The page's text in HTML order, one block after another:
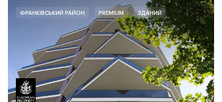
ФРАНКІВСЬКИЙ РАЙОН PREMIUM ЗДАНИЙ